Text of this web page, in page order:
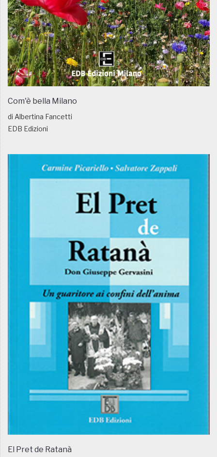
Com'è bella Milano
di Albertina Fancetti
EDB Edizioni
El Pret de Ratanà